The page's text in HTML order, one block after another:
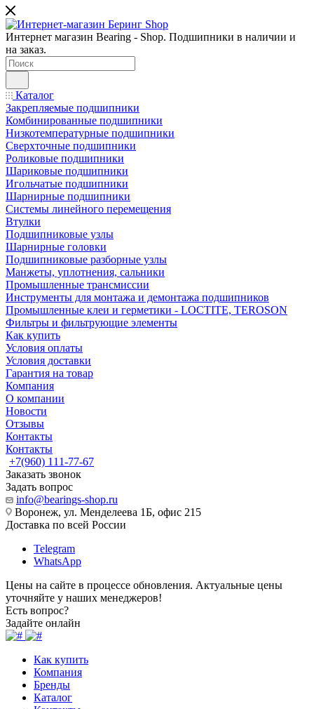
Интернет магазин Bearing - Shop. Подшипники в наличии и
на заказ.
Каталог
Закрепляемые подшипники
Комбинированные подшипники
Низкотемпературные подшипники
Сверхточные подшипники
Роликовые подшипники
Шариковые подшипники
Игольчатые подшипники
Шарнирные подшипники
Системы линейного перемещения
Втулки
Подшипниковые узлы
Шарнирные головки
Подшипниковые разборные узлы
Манжеты, уплотнения, сальники
Промышленные трансмиссии
Инструменты для монтажа и демонтажа подшипников
Промышленные клеи и герметики - LOCTITE, TEROSON
Фильтры и фильтрующие элементы
Как купить
Условия оплаты
Условия доставки
Гарантия на товар
Компания
О компании
Новости
Отзывы
Контакты
Контакты
+7(960) 111-77-67
Заказать звонок
Задать вопрос
info@bearings-shop.ru
Воронеж, ул. Менделеева 1Б, офис 215
Доставка по всей России
Telegram
WhatsApp
Цены на сайте в процессе обновления. Актуальные цены
уточняйте у наших менеджеров!
Есть вопрос?
Задайте онлайн
Как купить
Компания
Бренды
Каталог